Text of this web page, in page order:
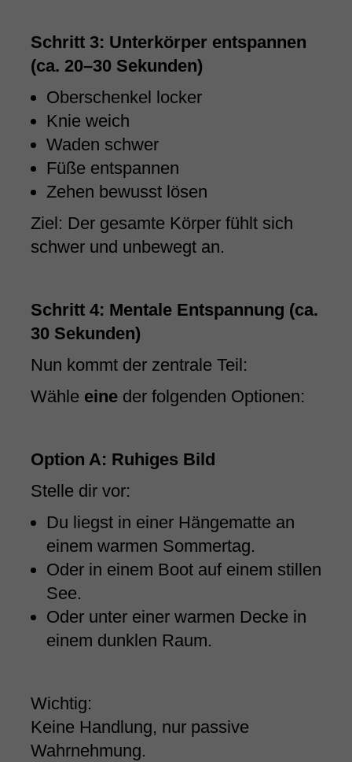
Schritt 3: Unterkörper entspannen
(ca. 20–30 Sekunden)
Oberschenkel locker
Knie weich
Waden schwer
Füße entspannen
Zehen bewusst lösen
Ziel: Der gesamte Körper fühlt sich
schwer und unbewegt an.
Schritt 4: Mentale Entspannung (ca.
30 Sekunden)
Nun kommt der zentrale Teil:
Wähle eineder folgenden Optionen:
Option A: Ruhiges Bild
Stelle dir vor:
Du liegst in einer Hängematte an
einem warmen Sommertag.
Oder in einem Boot auf einem stillen
See.
Oder unter einer warmen Decke in
einem dunklen Raum.
Wichtig:
Keine Handlung, nur passive
Wahrnehmung.